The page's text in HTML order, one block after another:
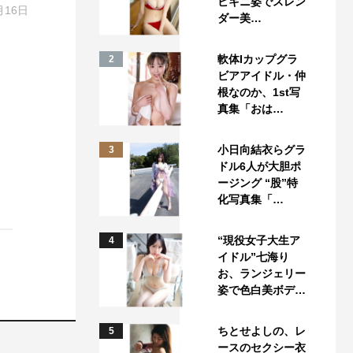
16日
ダー美…
2
軟体Iカップグラ
ビアアイドル・仲
根なのか、1st写
真集「おは…
3
小日向結衣らグラ
ドル6人が大胆ポ
ージング “股”特
化写真集「…
4
“現役女子大生ア
イドル”七海り
お、ランジェリー
姿で色白美ボデ…
5
ちとせよしの、レ
ースのセクシー衣